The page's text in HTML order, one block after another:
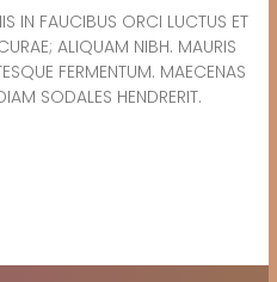
IN FAUCIBUS ORCI LUCTUS ET
ALIQUAM NIBH. MAURIS
FERMENTUM. MAECENAS
SODALES HENDRERIT.